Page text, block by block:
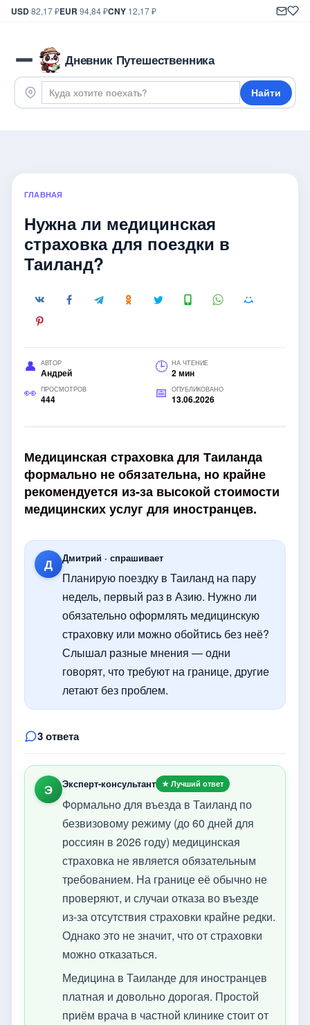
USD82,17 ₽EUR 94,84 ₽CNY 12,17 ₽
Дневник Путешественника
Найти
ГЛАВНАЯ
Нужна ли медицинская
страховка для поездки в
Таиланд?
АВТОР
Андрей
НА ЧТЕНИЕ
2 мин
ПРОСМОТРОВ
444
ОПУБЛИКОВАНО
13.06.2026
Медицинская страховка для Таиланда
формально не обязательна, но крайне
рекомендуется из-за высокой стоимости
медицинских услуг для иностранцев.
Д Дмитрий · спрашивает
Планирую поездку в Таиланд на пару
недель, первый раз в Азию. Нужно ли
обязательно оформлять медицинскую
страховку или можно обойтись без неё?
Слышал разные мнения — одни
говорят, что требуют на границе, другие
летают без проблем.
3 ответа
Э Эксперт-консультант ★ Лучший ответ
Формально для въезда в Таиланд по
безвизовому режиму (до 60 дней для
россиян в 2026 году) медицинская
страховка не является обязательным
требованием. На границе её обычно не
проверяют, и случаи отказа во въезде
из-за отсутствия страховки крайне редки.
Однако это не значит, что от страховки
можно отказаться.
Медицина в Таиланде для иностранцев
платная и довольно дорогая. Простой
приём врача в частной клинике стоит от